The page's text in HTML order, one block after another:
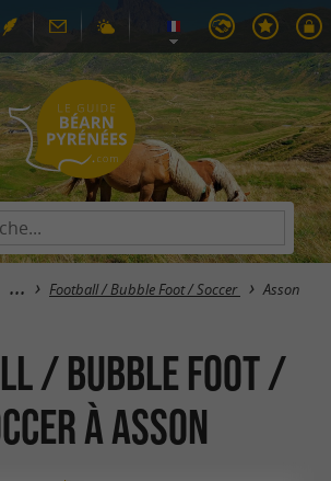
Football / Bubble Foot / Soccer Asson
/ Bubble Foot /
à Asson